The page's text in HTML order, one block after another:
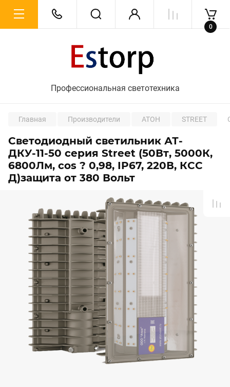
Профессиональная светотехника
0
Главная Производители АТОН STREET
Светодиодный светильник АТ-
ДКУ-11-50 серия Street (50Вт, 5000К,
6800Лм, cos ? 0,98, IP67, 220В, КСС
Д)защита от 380 Вольт